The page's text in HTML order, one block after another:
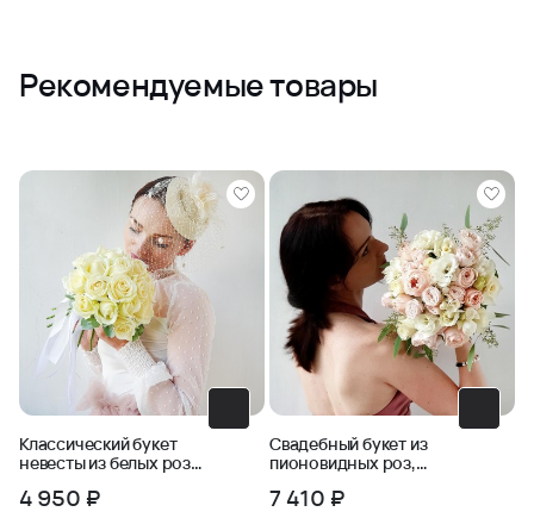
Рекомендуемые товары
Классический букет
невесты из белых роз
4 950 ₽
Свадебный букет из
пионовидных роз,
7 410 ₽